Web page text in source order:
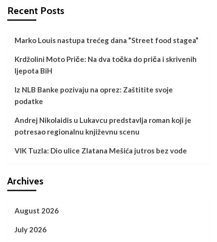
Recent Posts
Marko Louis nastupa trećeg dana ”Street food stagea”
Krdžolini Moto Priče: Na dva točka do priča i skrivenih
ljepota BiH
Iz NLB Banke pozivaju na oprez: Zaštitite svoje
podatke
Andrej Nikolaidis u Lukavcu predstavlja roman koji je
potresao regionalnu književnu scenu
VIK Tuzla: Dio ulice Zlatana Mešića jutros bez vode
Archives
August 2026
July 2026